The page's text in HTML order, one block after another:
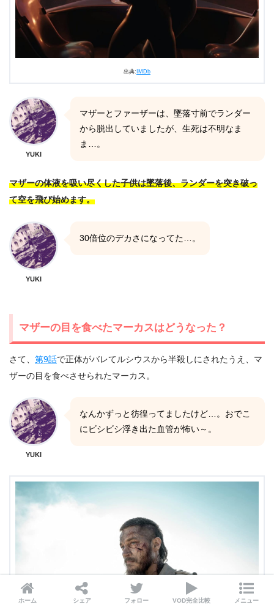
出典: IMDb
YUKI
マザーとファーザーは、墜落寸前でランダー
から脱出していましたが、生死は不明なま
ま…。
マザーの体液を吸い尽くした子供は墜落後、ランダーを突き破っ
て空を飛び始めます。
YUKI
30倍位のデカさになってた…。
マザーの目を食べたマーカスはどうなった？
さて、 第9話で正体がバレてルシウスから半殺しにされたうえ、マ
ザーの目を食べさせられたマーカス。
YUKI
なんかずっと彷徨ってましたけど…。おでこ
にビシビシ浮き出た血管が怖い～。
ホーム シェア フォロー VOD完全比較 メニュー